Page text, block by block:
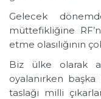
Gelecek
müttefikliğine
etme olasılığının
Biz ülke olarak
oyalanırken
taslağı milli